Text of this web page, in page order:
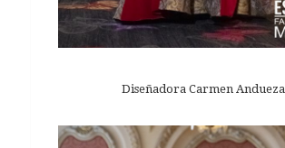
Diseñadora Carmen Andueza